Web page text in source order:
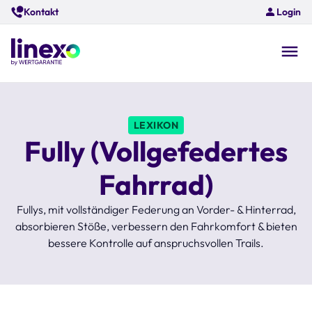
Skip
to
main
content
Kontakt Login
LEXIKON
Fully (Vollgefedertes
Fahrrad)
Fullys, mit vollständiger Federung an Vorder- & Hinterrad,
absorbieren Stöße, verbessern den Fahrkomfort & bieten
bessere Kontrolle auf anspruchsvollen Trails.